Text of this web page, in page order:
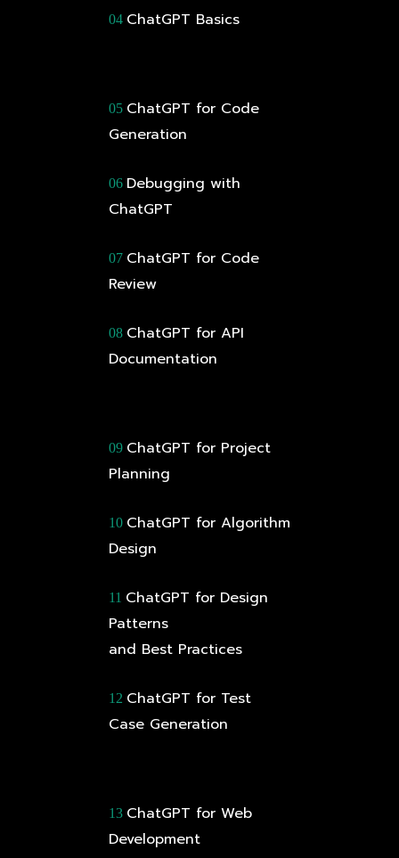
04 ChatGPT Basics
05 ChatGPT for Code
Generation
06 Debugging with
ChatGPT
07 ChatGPT for Code
Review
08 ChatGPT for API
Documentation
09 ChatGPT for Project
Planning
10 ChatGPT for Algorithm
Design
11 ChatGPT for Design
Patterns
and Best Practices
12 ChatGPT for Test
Case Generation
13 ChatGPT for Web
Development